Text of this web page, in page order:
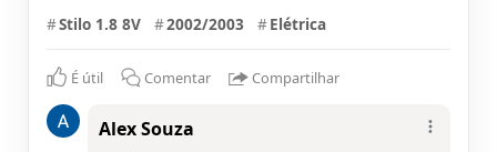
#Stilo 1.8 8V #2002/2003 #Elétrica
É útil Comentar Compartilhar
Alex Souza